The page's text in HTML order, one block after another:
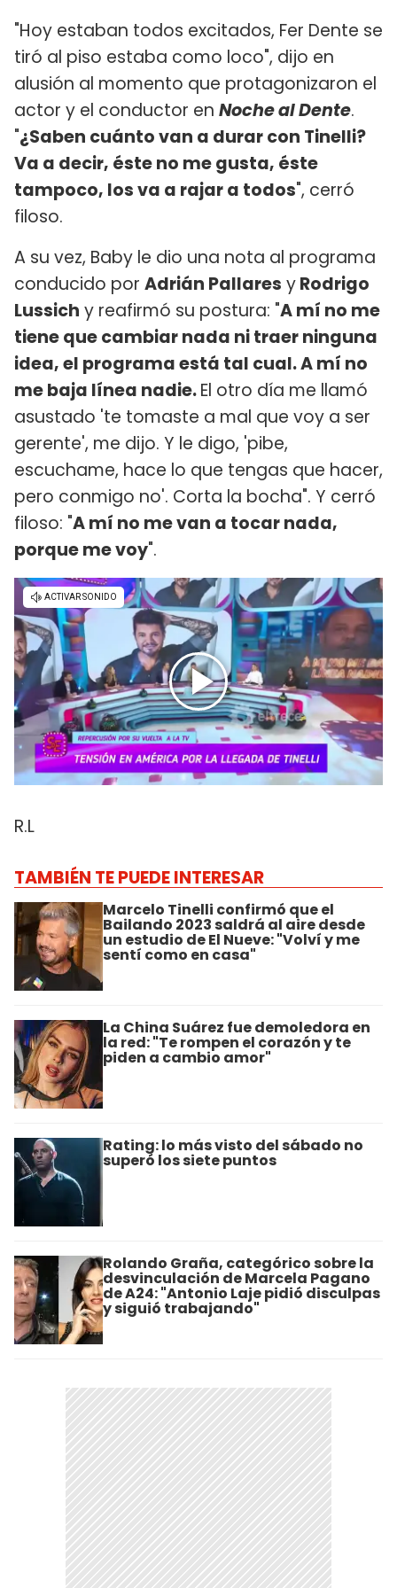
"Hoy estaban todos excitados, Fer Dente se
tiró al piso estaba como loco", dijo en
alusión al momento que protagonizaron el
actor y el conductor en Noche al Dente.
"¿Saben cuánto van a durar con Tinelli?
Va a decir, éste no me gusta, éste
tampoco, los va a rajar a todos", cerró
filoso.
A su vez, Baby le dio una nota al programa
conducido por Adrián Pallares yRodrigo
Lussich y reafirmó su postura: "A mí no me
tiene que cambiar nada ni traer ninguna
idea, el programa está tal cual. A mí no
me baja línea nadie.El otro día me llamó
asustado 'te tomaste a mal que voy a ser
gerente', me dijo. Y le digo, 'pibe,
escuchame, hace lo que tengas que hacer,
pero conmigo no'. Corta la bocha". Y cerró
filoso: "A mí no me van a tocar nada,
porque me voy".
R.L
TAMBIÉN TE PUEDE INTERESAR
Marcelo Tinelli confirmó que el
Bailando 2023 saldrá al aire desde
un estudio de El Nueve: "Volví y me
sentí como en casa"
La China Suárez fue demoledora en
la red: "Te rompen el corazón y te
piden a cambio amor"
Rating: lo más visto del sábado no
superó los siete puntos
Rolando Graña, categórico sobre la
desvinculación de Marcela Pagano
de A24: "Antonio Laje pidió disculpas
y siguió trabajando"